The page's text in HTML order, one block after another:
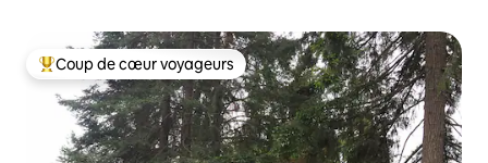
Coup de cœur voyageurs parmi les plus aimés
Coup de cœur voyageurs